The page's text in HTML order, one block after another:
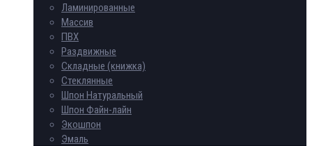
Ламинированные
Массив
ПВХ
Раздвижные
Складные (книжка)
Стеклянные
Шпон Натуральный
Шпон Файн-лайн
Экошпон
Эмаль